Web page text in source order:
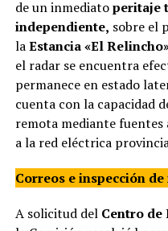
de un inmediatoperitaje
independiente, sobre el
laEstancia «El
el radar se encuentra
permanece en estado
cuenta con la capacidad
remota mediante fuentes
a la red eléctrica
Correos e inspección
A solicitud del Centro de